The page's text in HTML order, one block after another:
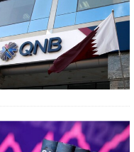
کل اخبار:35